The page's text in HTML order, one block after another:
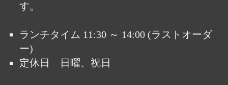
す。
ランチタイム 11:30 ～ 14:00 (ラストオーダ
ー)
定休日 日曜、祝日